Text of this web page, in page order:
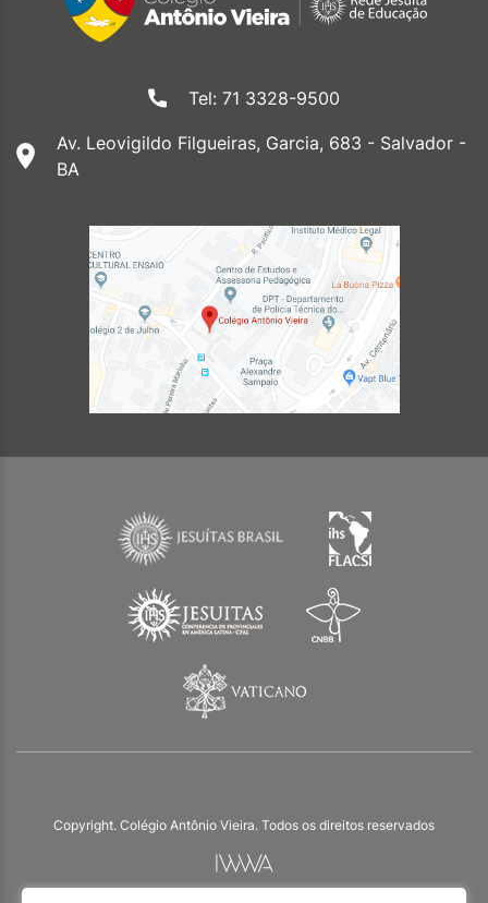
Tel: 71 3328-9500
Av. Leovigildo Filgueiras, Garcia, 683 - Salvador -
BA
Copyright. Colégio Antônio Vieira. Todos os direitos reservados